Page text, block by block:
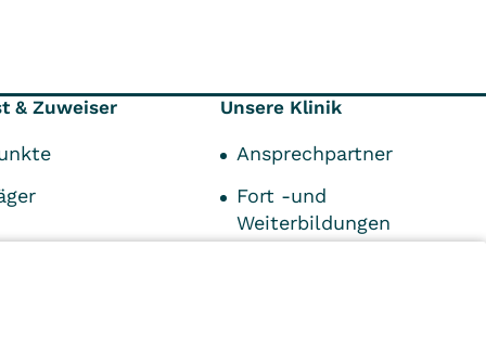
& Zuweiser Unsere Klinik
Ansprechpartner
Fort -und
Weiterbildungen